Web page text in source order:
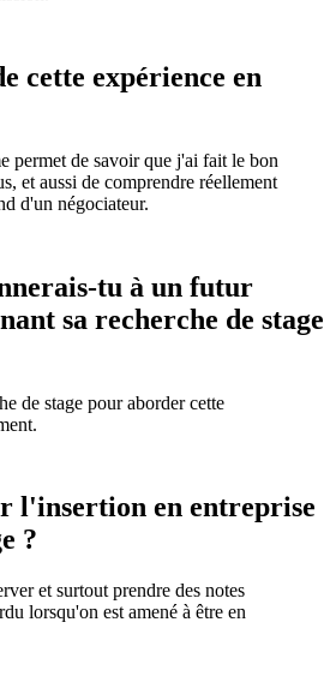
cette expérience en
permet de savoir que j'ai fait le bon
et aussi de comprendre réellement
d'un négociateur.
tu à un futur
sa recherche de stage
de stage pour aborder cette
l'insertion en entreprise
?
et surtout prendre des notes
lorsqu'on est amené à être en